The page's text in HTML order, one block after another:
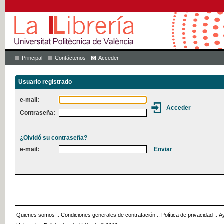
Principal Contáctenos Acceder
Usuario registrado
e-mail:
Contraseña:
¿Olvidó su contraseña?
e-mail:
Quienes somos :: Condiciones generales de contratación :: Política de privacidad ::